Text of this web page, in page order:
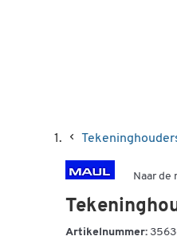
Naar de
Artikelnummer: